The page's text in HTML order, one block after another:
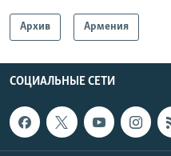
Архив Армения
СОЦИАЛЬНЫЕ СЕТИ